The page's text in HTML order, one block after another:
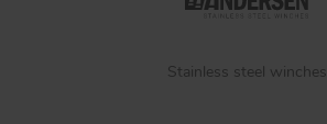
Stainless steel winches